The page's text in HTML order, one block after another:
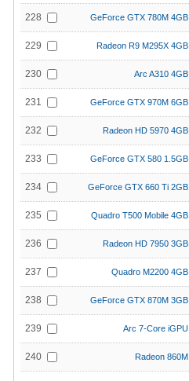
228 GeForce GTX 780M 4GB
229 Radeon R9 M295X 4GB
230 Arc A310 4GB
231 GeForce GTX 970M 6GB
232 Radeon HD 5970 4GB
233 GeForce GTX 580 1.5GB
234 GeForce GTX 660 Ti 2GB
235 Quadro T500 Mobile 4GB
236 Radeon HD 7950 3GB
237 Quadro M2200 4GB
238 GeForce GTX 870M 3GB
239 Arc 7-Core iGPU
240 Radeon 860M